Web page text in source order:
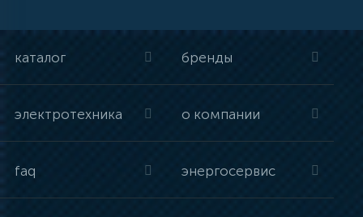
каталог бренды
электротехника о компании
faq энергосервис